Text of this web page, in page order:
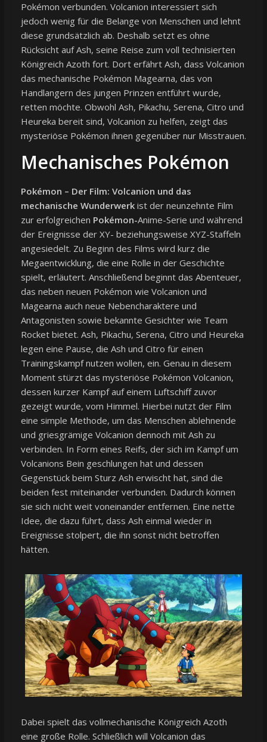
Pokémon verbunden. Volcanion interessiert sich
jedoch wenig für die Belange von Menschen und lehnt
diese grundsätzlich ab. Deshalb setzt es ohne
Rücksicht auf Ash, seine Reise zum voll technisierten
Königreich Azoth fort. Dort erfährt Ash, dass Volcanion
das mechanische Pokémon Magearna, das von
Handlangern des jungen Prinzen entführt wurde,
retten möchte. Obwohl Ash, Pikachu, Serena, Citro und
Heureka bereit sind, Volcanion zu helfen, zeigt das
mysteriöse Pokémon ihnen gegenüber nur Misstrauen.
Mechanisches Pokémon
Pokémon – Der Film: Volcanion und das
mechanische Wunderwerkist der neunzehnte Film
zur erfolgreichen Pokémon-Anime-Serie und während
der Ereignisse der XY- beziehungsweise XYZ-Staffeln
angesiedelt. Zu Beginn des Films wird kurz die
Megaentwicklung, die eine Rolle in der Geschichte
spielt, erläutert. Anschließend beginnt das Abenteuer,
das neben neuen Pokémon wie Volcanion und
Magearna auch neue Nebencharaktere und
Antagonisten sowie bekannte Gesichter wie Team
Rocket bietet. Ash, Pikachu, Serena, Citro und Heureka
legen eine Pause, die Ash und Citro für einen
Trainingskampf nutzen wollen, ein. Genau in diesem
Moment stürzt das mysteriöse Pokémon Volcanion,
dessen kurzer Kampf auf einem Luftschiff zuvor
gezeigt wurde, vom Himmel. Hierbei nutzt der Film
eine simple Methode, um das Menschen ablehnende
und griesgrämige Volcanion dennoch mit Ash zu
verbinden. In Form eines Reifs, der sich im Kampf um
Volcanions Bein geschlungen hat und dessen
Gegenstück beim Sturz Ash erwischt hat, sind die
beiden fest miteinander verbunden. Dadurch können
sie sich nicht weit voneinander entfernen. Eine nette
Idee, die dazu führt, dass Ash einmal wieder in
Ereignisse stolpert, die ihn sonst nicht betroffen
hätten.
Dabei spielt das vollmechanische Königreich Azoth
eine große Rolle. Schließlich will Volcanion das